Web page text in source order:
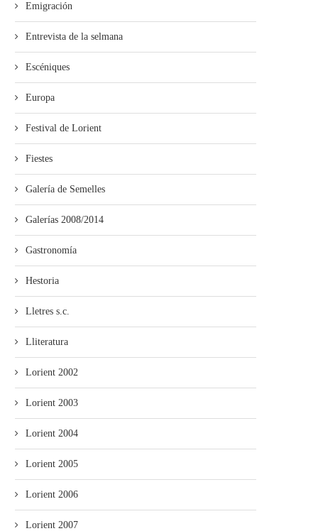
Emigración
Entrevista de la selmana
Escéniques
Europa
Festival de Lorient
Fiestes
Galería de Semelles
Galerías 2008/2014
Gastronomía
Hestoria
Lletres s.c.
Lliteratura
Lorient 2002
Lorient 2003
Lorient 2004
Lorient 2005
Lorient 2006
Lorient 2007